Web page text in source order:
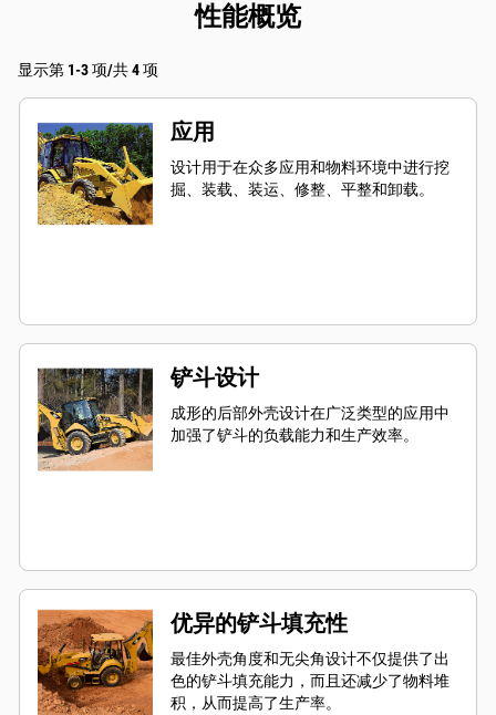
性能概览
显示第 1-3 项/共 4 项
应用
设计用于在众多应用和物料环境中进行挖
掘、装载、装运、修整、平整和卸载。
铲斗设计
成形的后部外壳设计在广泛类型的应用中
加强了铲斗的负载能力和生产效率。
优异的铲斗填充性
最佳外壳角度和无尖角设计不仅提供了出
色的铲斗填充能力，而且还减少了物料堆
积，从而提高了生产率。